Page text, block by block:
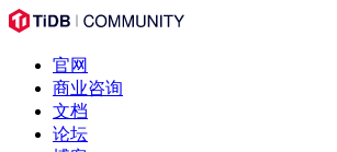
官网
商业咨询
文档
论坛